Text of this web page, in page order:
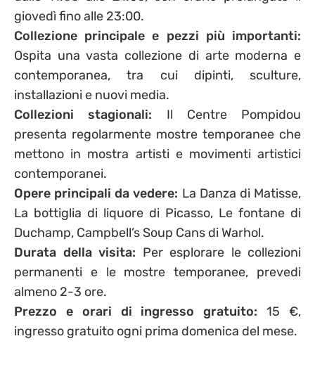
giovedì fino alle 23:00.
Collezione principale e pezzi più importanti:
Ospita una vasta collezione di arte moderna e
contemporanea, tra cui dipinti, sculture,
installazioni e nuovi media.
Collezioni stagionali: Il Centre Pompidou
presenta regolarmente mostre temporanee che
mettono in mostra artisti e movimenti artistici
contemporanei.
Opere principali da vedere: La Danza di Matisse,
La bottiglia di liquore di Picasso, Le fontane di
Duchamp, Campbell’s Soup Cans di Warhol.
Durata della visita: Per esplorare le collezioni
permanenti e le mostre temporanee, prevedi
almeno 2-3 ore.
Prezzo e orari di ingresso gratuito: 15 €,
ingresso gratuito ogni prima domenica del mese.